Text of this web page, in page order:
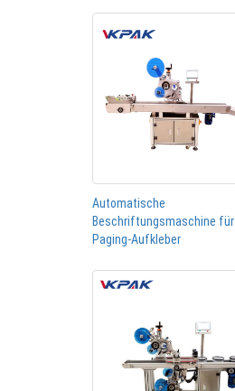
Automatische
Beschriftungsmaschine für
Paging-Aufkleber